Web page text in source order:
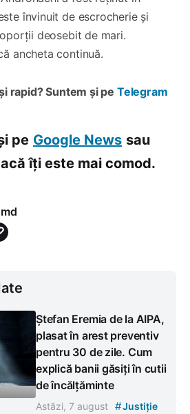
învinuit de escrocherie și
deosebit de mari.
ancheta continuă.
rapid? Suntem și pe Telegram
pe Google News sau
îți este mai comod.
Ștefan Eremia de la AIPA,
plasat în arest preventiv
pentru 30 de zile. Cum
explică banii găsiți în cutii
de încălțăminte
Astăzi, 7 august #Justiție